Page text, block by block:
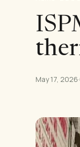
May 17, 2026·